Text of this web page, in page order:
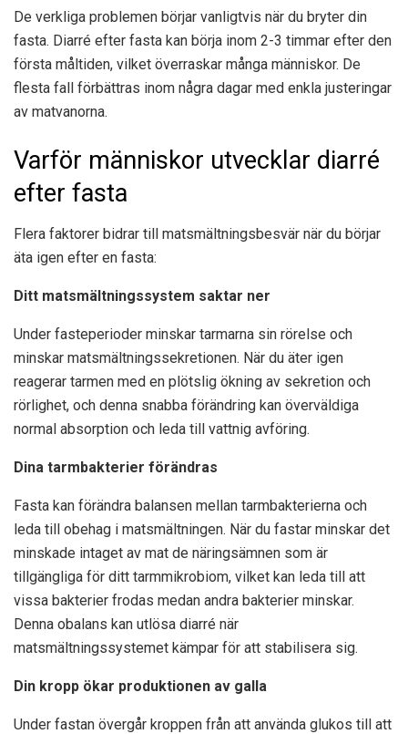
De verkliga problemen börjar vanligtvis när du bryter din
fasta. Diarré efter fasta kan börja inom 2-3 timmar efter den
första måltiden, vilket överraskar många människor. De
flesta fall förbättras inom några dagar med enkla justeringar
av matvanorna.
Varför människor utvecklar diarré
efter fasta
Flera faktorer bidrar till matsmältningsbesvär när du börjar
äta igen efter en fasta:
Ditt matsmältningssystem saktar ner
Under fasteperioder minskar tarmarna sin rörelse och
minskar matsmältningssekretionen. När du äter igen
reagerar tarmen med en plötslig ökning av sekretion och
rörlighet, och denna snabba förändring kan överväldiga
normal absorption och leda till vattnig avföring.
Dina tarmbakterier förändras
Fasta kan förändra balansen mellan tarmbakterierna och
leda till obehag i matsmältningen. När du fastar minskar det
minskade intaget av mat de näringsämnen som är
tillgängliga för ditt tarmmikrobiom, vilket kan leda till att
vissa bakterier frodas medan andra bakterier minskar.
Denna obalans kan utlösa diarré när
matsmältningssystemet kämpar för att stabilisera sig.
Din kropp ökar produktionen av galla
Under fastan övergår kroppen från att använda glukos till att